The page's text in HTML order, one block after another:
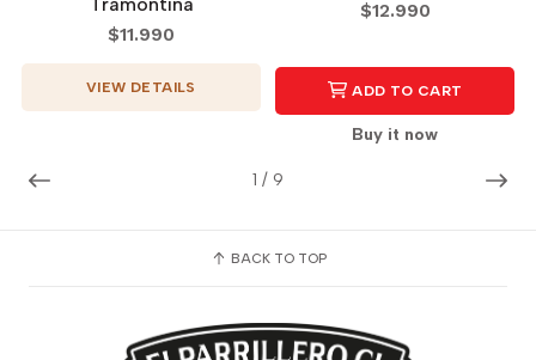
1 / 9
Tramontina
$11.990
VIEW DETAILS
$12.990
ADD TO CART
Buy it now
BACK TO TOP